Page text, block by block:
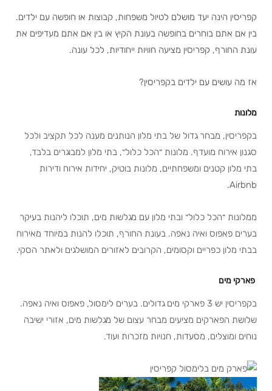
קפריסין הינה יעד מושלם לטיול משפחות, קבוצות או חופשה עם ילדים.
בין אם אתם בוחרים בחופשה בעונת הקיץ או בין אם אתם מעדיפים את
עונת החורף, קפריסין מציעה חוויות ייחודיות, לכל עונה.
אז מה עושים עם ילדים בקפריסין?
מלונות
בקפריסין, מבחר גדול של בתי מלון הנותנים מענה לכל תקציב ולכל
סגנון אירוח מועדף. מלונות ״הכל כלול״, בתי מלון למבוגרים בלבד,
בתי מלון קטנים ומשפחתיים, מלונות בוטיק, יחידות אירוח ודירות
Airbnb.
ממלונות ״הכל כלול״ ובתי מלון עם מגלשות מים, תוכלו ליהנות בעיקר
בערים פאפוס ואיה נאפה. בעונת החורף, תוכלו להנות במיוחד מאירוח
בבתי מלון כפריים וקסומים, הקרובים לאזורים המושלגים ולאתר הסקי.
פארקי מים
בקפריסין יש 3 פארקי מים גדולים. בערים לימסול, פאפוס ואיה נאפה.
שלושת הפארקים מציעים מבחר עצום של מגלשות מים, אזורי ישיבה
נוחים ומוצלים, מסעדות, חנויות מזכרות ועוד.